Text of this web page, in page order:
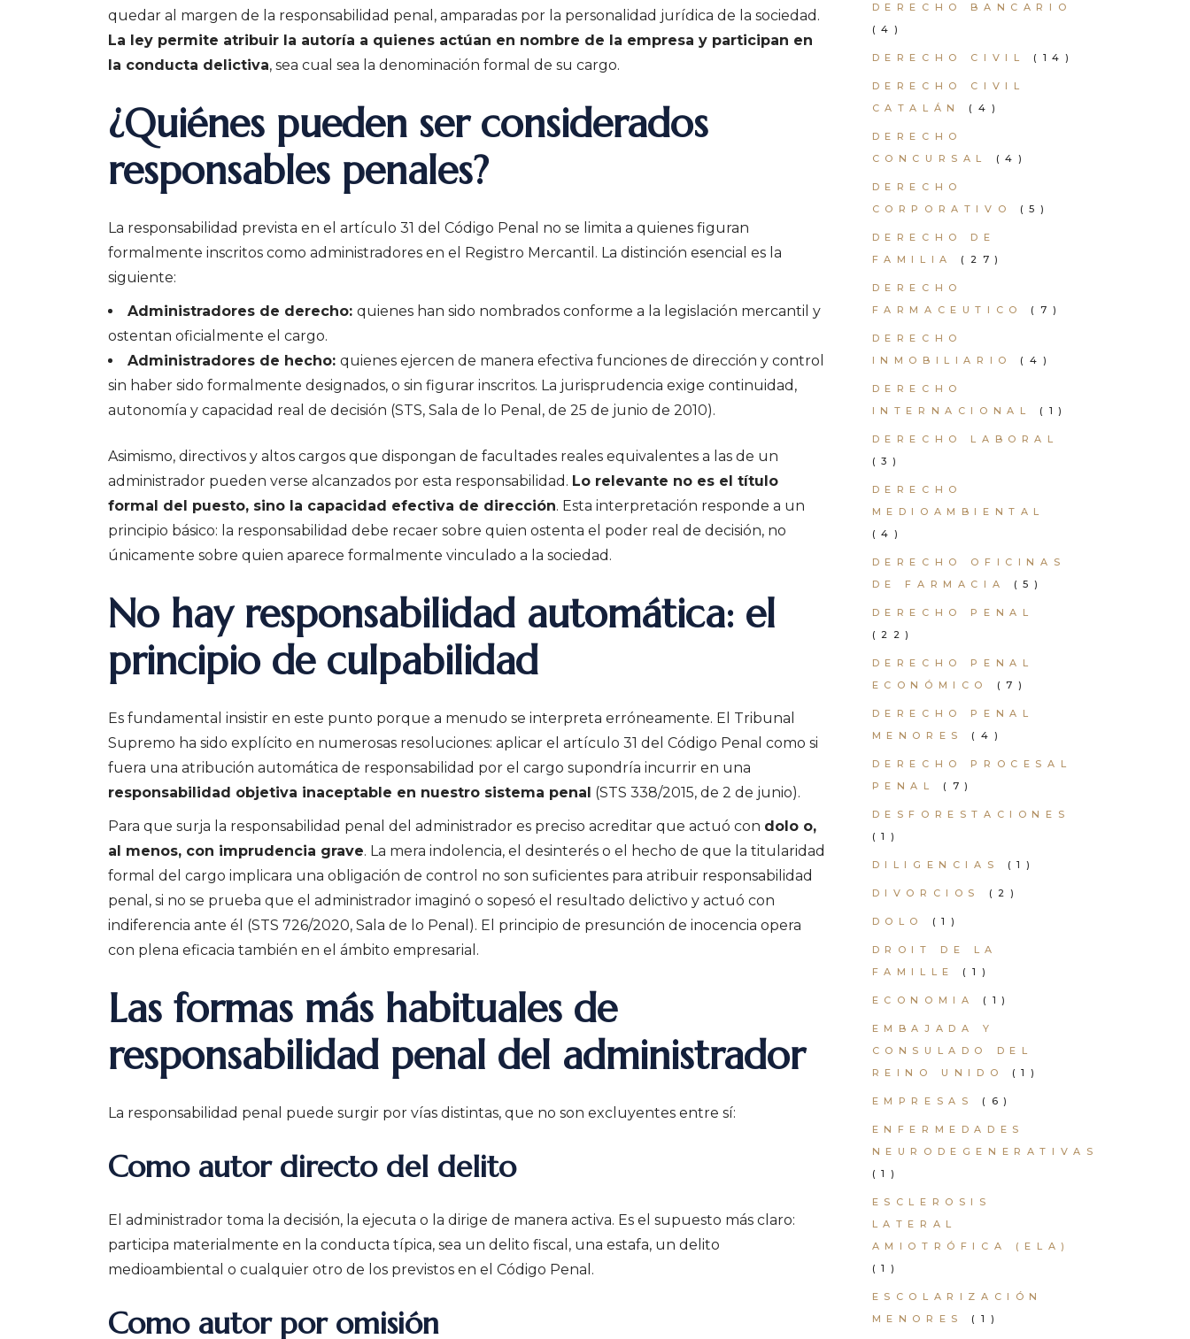
quedar al margen de la responsabilidad penal, amparadas por la personalidad jurídica de la sociedad.
La ley permite atribuir la autoría a quienes actúan en nombre de la empresa y participan en
la conducta delictiva, sea cual sea la denominación formal de su cargo.
¿Quiénes pueden ser considerados
responsables penales?
La responsabilidad prevista en el artículo 31 del Código Penal no se limita a quienes figuran
formalmente inscritos como administradores en el Registro Mercantil. La distinción esencial es la
siguiente:
Administradores de derecho: quienes han sido nombrados conforme a la legislación mercantil y
ostentan oficialmente el cargo.
Administradores de hecho: quienes ejercen de manera efectiva funciones de dirección y control
sin haber sido formalmente designados, o sin figurar inscritos. La jurisprudencia exige continuidad,
autonomía y capacidad real de decisión (STS, Sala de lo Penal, de 25 de junio de 2010).
Asimismo, directivos y altos cargos que dispongan de facultades reales equivalentes a las de un
administrador pueden verse alcanzados por esta responsabilidad. Lo relevante no es el título
formal del puesto, sino la capacidad efectiva de dirección. Esta interpretación responde a un
principio básico: la responsabilidad debe recaer sobre quien ostenta el poder real de decisión, no
únicamente sobre quien aparece formalmente vinculado a la sociedad.
No hay responsabilidad automática: el
principio de culpabilidad
Es fundamental insistir en este punto porque a menudo se interpreta erróneamente. El Tribunal
Supremo ha sido explícito en numerosas resoluciones: aplicar el artículo 31 del Código Penal como si
fuera una atribución automática de responsabilidad por el cargo supondría incurrir en una
responsabilidad objetiva inaceptable en nuestro sistema penal (STS 338/2015, de 2 de junio).
Para que surja la responsabilidad penal del administrador es preciso acreditar que actuó con dolo o,
al menos, con imprudencia grave. La mera indolencia, el desinterés o el hecho de que la titularidad
formal del cargo implicara una obligación de control no son suficientes para atribuir responsabilidad
penal, si no se prueba que el administrador imaginó o sopesó el resultado delictivo y actuó con
indiferencia ante él (STS 726/2020, Sala de lo Penal). El principio de presunción de inocencia opera
con plena eficacia también en el ámbito empresarial.
Las formas más habituales de
responsabilidad penal del administrador
La responsabilidad penal puede surgir por vías distintas, que no son excluyentes entre sí:
Como autor directo del delito
El administrador toma la decisión, la ejecuta o la dirige de manera activa. Es el supuesto más claro:
participa materialmente en la conducta típica, sea un delito fiscal, una estafa, un delito
medioambiental o cualquier otro de los previstos en el Código Penal.
Como autor por omisión
DERECHO BANCARIO
(4)
DERECHO CIVIL (14)
DERECHO CIVIL
CATALÁN
(4)
DERECHO
CONCURSAL
(4)
DERECHO
CORPORATIVO
(5)
DERECHO DE
FAMILIA
(27)
DERECHO
FARMACEUTICO
(7)
DERECHO
INMOBILIARIO
(4)
DERECHO
INTERNACIONAL
(1)
DERECHO LABORAL
(3)
DERECHO
MEDIOAMBIENTAL
(4)
DERECHO OFICINAS
DE FARMACIA
(5)
DERECHO PENAL
(22)
DERECHO PENAL
ECONÓMICO
(7)
DERECHO PENAL
MENORES
(4)
DERECHO PROCESAL
PENAL
(7)
DESFORESTACIONES
(1)
DILIGENCIAS (1)
DIVORCIOS (2)
DOLO (1)
DROIT DE LA
FAMILLE
(1)
ECONOMIA (1)
EMBAJADA Y
CONSULADO DEL
REINO UNIDO
(1)
EMPRESAS (6)
ENFERMEDADES
NEURODEGENERATIVAS
(1)
ESCLEROSIS
LATERAL
AMIOTRÓFICA (ELA)
(1)
ESCOLARIZACIÓN
MENORES
(1)